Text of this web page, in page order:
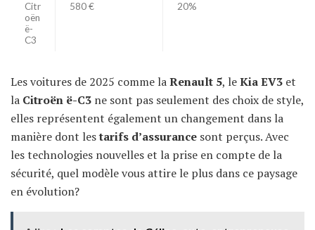
Citr
oën
ë-
C3
580 € 20%
Les voitures de 2025 comme laRenault 5, leKia EV3 et
la Citroën ë-C3 ne sont pas seulement des choix de style,
elles représentent également un changement dans la
manière dont lestarifs d’assurance sont perçus. Avec
les technologies nouvelles et la prise en compte de la
sécurité, quel modèle vous attire le plus dans ce paysage
en évolution?